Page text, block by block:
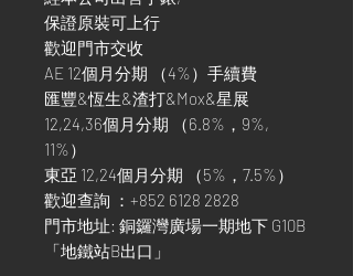
保證原裝可上行
歡迎門市交收
AE 12個月分期 （4%）手續費
匯豐&恆生&渣打&Mox&星展
12,24,36個月分期 （6.8%，9%,
11%）
東亞 12,24個月分期 （5%，7.5%）
歡迎查詢 ：+852 6128 2828
門市地址: 銅鑼灣廣場一期地下 G10B
「地鐵站B出口」